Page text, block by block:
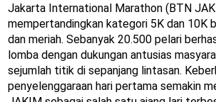
Jakarta International Marathon (BTN
mempertandingkan kategori 5K dan 10K
dan meriah. Sebanyak 20.500 pelari
lomba dengan dukungan antusias
sejumlah titik di sepanjang lintasan.
penyelenggaraan hari pertama semakin